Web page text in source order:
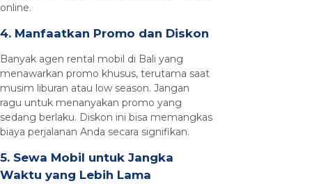
online.
4. Manfaatkan Promo dan Diskon
Banyak agen rental mobil di Bali yang
menawarkan promo khusus, terutama saat
musim liburan atau low season. Jangan
ragu untuk menanyakan promo yang
sedang berlaku. Diskon ini bisa memangkas
biaya perjalanan Anda secara signifikan.
5. Sewa Mobil untuk Jangka
Waktu yang Lebih Lama